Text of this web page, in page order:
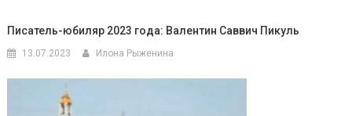
Писатель-юбиляр 2023 года: Валентин Саввич Пикуль
13.07.2023 Илона Рыженина